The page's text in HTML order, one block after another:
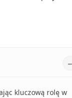
kluczową rolę w